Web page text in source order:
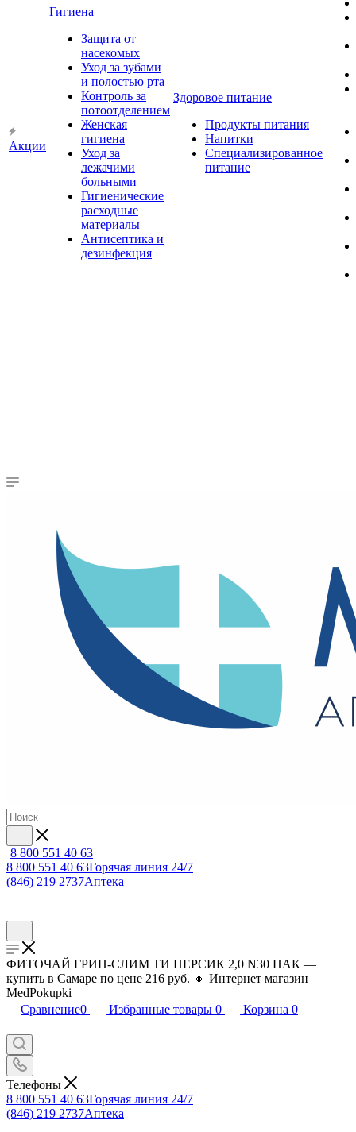
Акции
Гигиена
Защита от
насекомых
Уход за зубами
и полостью рта
Контроль за
потоотделением
Женская
гигиена
Уход за
лежачими
больными
Гигиенические
расходные
материалы
Антисептика и
дезинфекция
Здоровое питание
Продукты питания
Напитки
Специализированное
питание
8 800 551 40 63
8 800 551 40 63Горячая линия 24/7
(846) 219 2737Аптека
ФИТОЧАЙ ГРИН-СЛИМ ТИ ПЕРСИК 2,0 N30 ПАК —
купить в Самаре по цене 216 руб. 🔸 Интернет магазин
MedPokupki
Сравнение0 Избранные товары 0 Корзина 0
Телефоны
8 800 551 40 63Горячая линия 24/7
(846) 219 2737Аптека